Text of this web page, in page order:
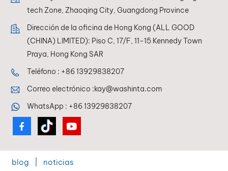
tech Zone, Zhaoqing City, Guangdong Province
Dirección de la oficina de Hong Kong (ALL GOOD
(CHINA) LIMITED): Piso C, 17/F, 11-15 Kennedy Town
Praya, Hong Kong SAR
Teléfono : +86 13929838207
Correo electrónico :kay@washinta.com
WhatsApp : +86 13929838207
blog
noticias